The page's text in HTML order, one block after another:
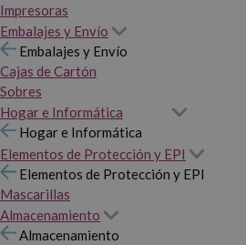
Impresoras
Embalajes y Envío
Embalajes y Envío
Cajas de Cartón
Sobres
Hogar e Informática
Hogar e Informática
Elementos de Protección y EPI
Elementos de Protección y EPI
Mascarillas
Almacenamiento
Almacenamiento